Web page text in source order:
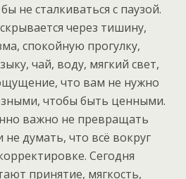
не сталкиваться с паузой.
через тишину,
спокойную прогулку,
чай, воду, мягкий свет,
что вам не нужно
чтобы быть ценными.
важно не превращать
не думать, что всё вокруг
Сегодня
принятие, мягкость,